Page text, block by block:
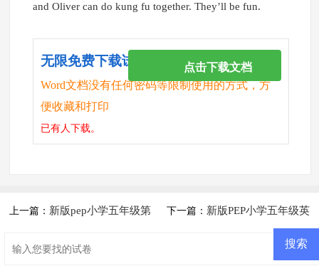
and Oliver can do kung fu together. They’ll be fun.
无限免费下载试卷
Word文档没有任何密码等限制使用的方式，方
便收藏和打印
已有人下载。
点击下载文档
上一篇： 新版pep小学五年级第 下一篇： 新版PEP小学五年级英